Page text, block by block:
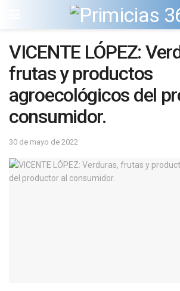
VICENTE LÓPEZ:
frutas y productos
agroecológicos del
consumidor.
30 de mayo de 2022